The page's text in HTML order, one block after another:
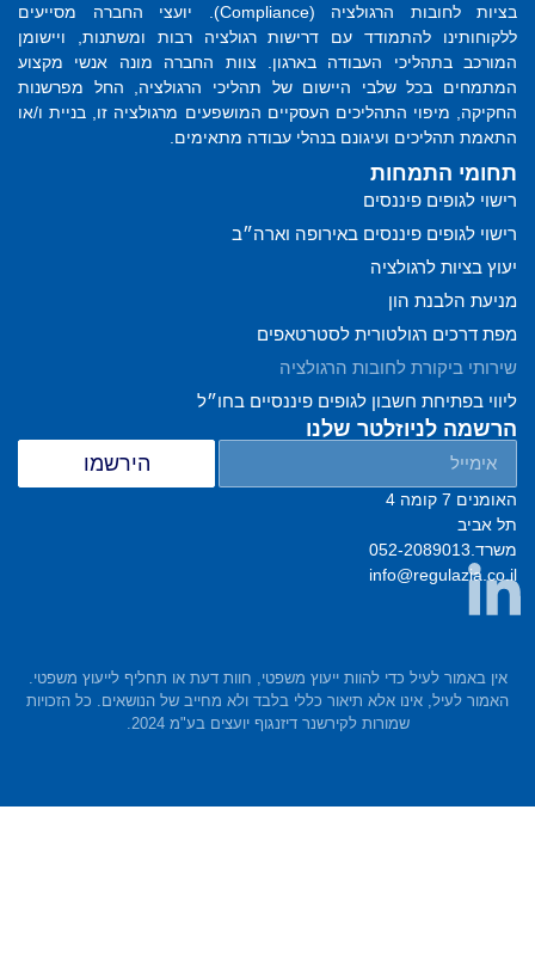
בציות לחובות הרגולציה (Compliance). יועצי החברה מסייעים
ללקוחותינו להתמודד עם דרישות רגולציה רבות ומשתנות, ויישומן
המורכב בתהליכי העבודה בארגון. צוות החברה מונה אנשי מקצוע
המתמחים בכל שלבי היישום של תהליכי הרגולציה, החל מפרשנות
החקיקה, מיפוי התהליכים העסקיים המושפעים מרגולציה זו, בניית ו/או
התאמת תהליכים ועיגונם בנהלי עבודה מתאימים.
תחומי התמחות
רישוי לגופים פיננסים
רישוי לגופים פיננסים באירופה וארה״ב
יעוץ בציות לרגולציה
מניעת הלבנת הון
מפת דרכים רגולטורית לסטרטאפים
שירותי ביקורת לחובות הרגולציה
ליווי בפתיחת חשבון לגופים פיננסיים בחו״ל
הרשמה לניוזלטר שלנו
הירשמו
האומנים 7 קומה ‭4
תל‭ ‬אביב
משרד.052-2089013
info@regulazia.co.il
אין באמור לעיל כדי להוות ייעוץ משפטי, חוות דעת או תחליף לייעוץ משפטי.
‬שמורות‭ ‬לקירשנר דיזנגוף‭ ‬יועצים‭ ‬בע"מ 2024.
התייעצו עם צוות המומחים שלנו